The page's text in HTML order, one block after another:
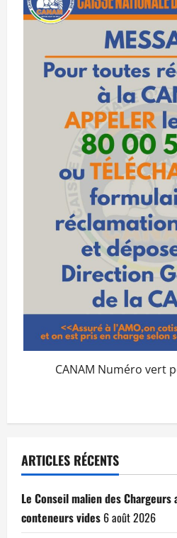
CANAM Numéro vert
ARTICLES RÉCENTS
Le Conseil malien des
conteneurs vides 6 août 2026